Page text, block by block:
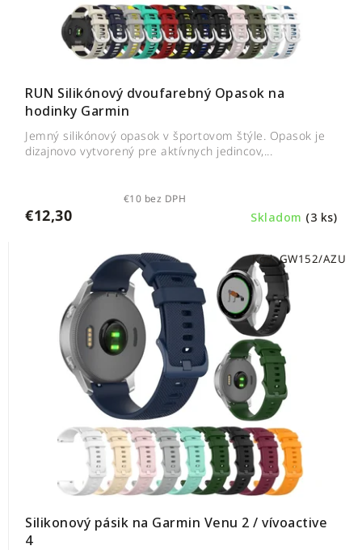
RUN Silikónový dvoufarebný Opasok na
hodinky Garmin
Skladom (3 ks)
€10 bez DPH
€12,30
Jemný silikónový opasok v športovom štýle. Opasok je
dizajnovo vytvorený pre aktívnych jedincov,...
Silikonový pásik na Garmin Venu 2 / vívoactive
4
Kód:GW152/AZU